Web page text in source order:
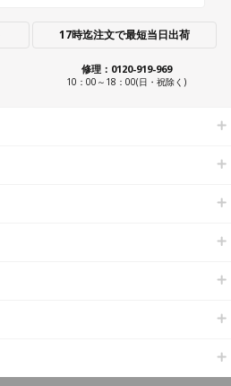
17時迄注文で最短当日出荷
修理：0120-919-969
10：00～18：00(日・祝除く)